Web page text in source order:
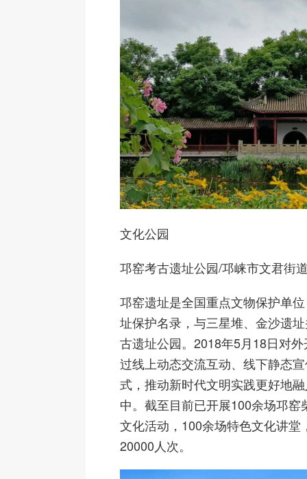
文化公园
邛窑考古遗址公园/邛崃市文君街
邛窑遗址是全国重点文物保护单
址保护名录，与三星堆、金沙遗
古遗址公园。2018年5月18日对
过线上动态交流互动、线下静态
式，推动新时代文明实践更好地
中。截至目前已开展100余场邛窑
文化活动，100余场特色文化讲堂
20000人次。